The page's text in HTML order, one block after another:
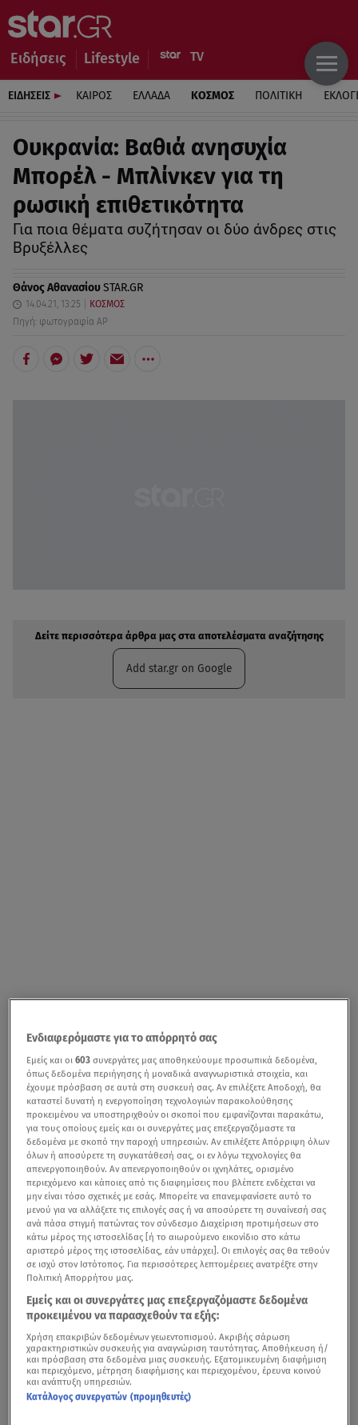
Ειδήσεις Lifestyle
ΕΙΔΗΣΕΙΣ ΚΑΙΡΟΣ ΕΛΛΑΔΑ ΚΟΣΜΟΣ ΠΟΛΙΤΙΚΗ
Ουκρανία: Βαθιά ανησυχία
Μπορέλ - Μπλίνκεν για τη
ρωσική επιθετικότητα
Για ποια θέματα συζήτησαν οι δύο άνδρες στις
Βρυξέλλες
Θάνος ΑθανασίουSTAR.GR
14.04.21, 13:25
ΚΟΣΜΟΣ
Πηγή: φωτογραφία ΑΡ
Δείτε περισσότερα άρθρα μας στα αποτελέσματα αναζήτησης
Add star.gr on Google
Ενδιαφερόμαστε για το απόρρητό σας
Εμείς και οι603 συνεργάτες μας αποθηκεύουμε προσωπικά δεδομένα,
όπως δεδομένα περιήγησης ή μοναδικά αναγνωριστικά στοιχεία, και
έχουμε πρόσβαση σε αυτά στη συσκευή σας. Αν επιλέξετε Αποδοχή, θα
καταστεί δυνατή η ενεργοποίηση τεχνολογιών παρακολούθησης
προκειμένου να υποστηριχθούν οι σκοποί που εμφανίζονται παρακάτω,
για τους οποίους εμείς και οι συνεργάτες μας επεξεργαζόμαστε τα
δεδομένα με σκοπό την παροχή υπηρεσιών. Αν επιλέξετε Απόρριψη όλων
όλων ή αποσύρετε τη συγκατάθεσή σας, οι εν λόγω τεχνολογίες θα
απενεργοποιηθούν. Αν απενεργοποιηθούν οι ιχνηλάτες, ορισμένο
περιεχόμενο και κάποιες από τις διαφημίσεις που βλέπετε ενδέχεται να
μην είναι τόσο σχετικές με εσάς. Μπορείτε να επανεμφανίσετε αυτό το
μενού για να αλλάξετε τις επιλογές σας ή να αποσύρετε τη συναίνεσή σας
ανά πάσα στιγμή πατώντας τον σύνδεσμο Διαχείριση προτιμήσεων στο
κάτω μέρος της ιστοσελίδας [ή το αιωρούμενο εικονίδιο στο κάτω
αριστερό μέρος της ιστοσελίδας, εάν υπάρχει]. Οι επιλογές σας θα τεθούν
σε ισχύ στον Ιστότοπος. Για περισσότερες λεπτομέρειες ανατρέξτε στην
Πολιτική Απορρήτου μας.
Εμείς και οι συνεργάτες μας επεξεργαζόμαστε δεδομένα
προκειμένου να παρασχεθούν τα εξής:
Χρήση επακριβών δεδομένων γεωεντοπισμού. Ακριβής σάρωση
χαρακτηριστικών συσκευής για αναγνώριση ταυτότητας. Αποθήκευση ή/
και πρόσβαση στα δεδομένα μιας συσκευής. Εξατομικευμένη διαφήμιση
και περιεχόμενο, μέτρηση διαφήμισης και περιεχομένου, έρευνα κοινού
και ανάπτυξη υπηρεσιών.
Κατάλογος συνεργατών (προμηθευτές)